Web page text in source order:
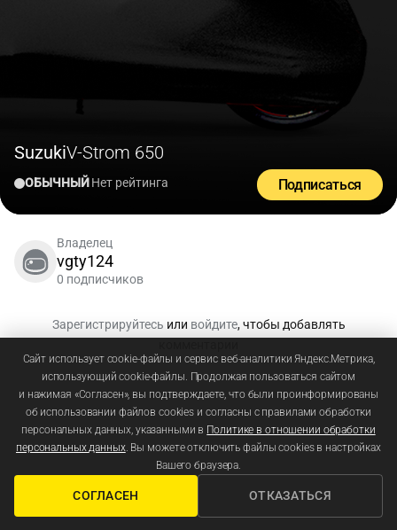
SuzukiV-Strom 650
ОБЫЧНЫЙНет рейтинга Подписаться
Владелец
vgty124
0 подписчиков
Зарегистрируйтесь или войдите, чтобы добавлять
Сайт использует cookie-файлы и сервис веб-аналитики Яндекс.Метрика,
использующий cookie-файлы. Продолжая пользоваться сайтом
и нажимая «Согласен», вы подтверждаете, что были проинформированы
об использовании файлов cookies и согласны с правилами обработки
персональных данных, указанными в Политике в отношении обработки
персональных данных. Вы можете отключить файлы cookies в настройках
Вашего браузера.
СОГЛАСЕН ОТКАЗАТЬСЯ